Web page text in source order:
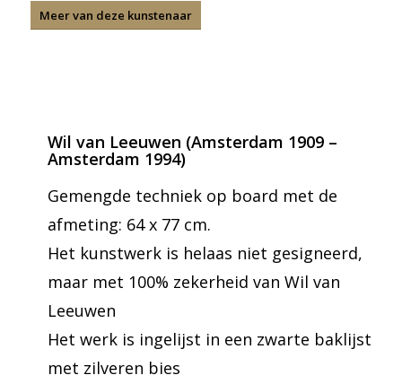
Meer van deze kunstenaar
Wil van Leeuwen (Amsterdam 1909 –
Amsterdam 1994)
Gemengde techniek op board met de
afmeting: 64 x 77 cm.
Het kunstwerk is helaas niet gesigneerd,
maar met 100% zekerheid van Wil van
Leeuwen
Het werk is ingelijst in een zwarte baklijst
met zilveren bies